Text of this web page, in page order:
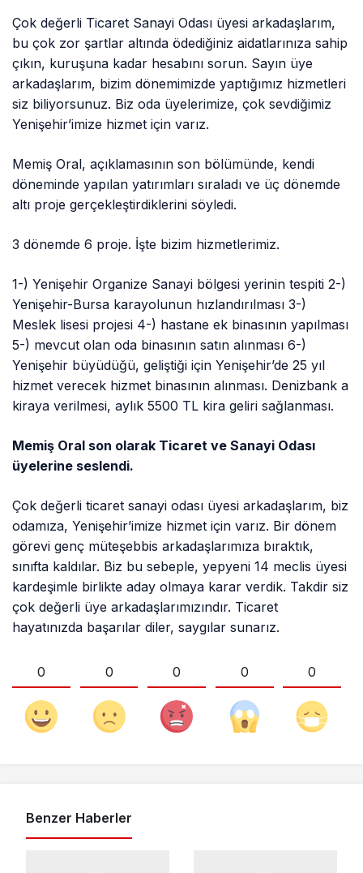
Çok değerli Ticaret Sanayi Odası üyesi arkadaşlarım,
bu çok zor şartlar altında ödediğiniz aidatlarınıza sahip
çıkın, kuruşuna kadar hesabını sorun. Sayın üye
arkadaşlarım, bizim dönemimizde yaptığımız hizmetleri
siz biliyorsunuz. Biz oda üyelerimize, çok sevdiğimiz
Yenişehir’imize hizmet için varız.
Memiş Oral, açıklamasının son bölümünde, kendi
döneminde yapılan yatırımları sıraladı ve üç dönemde
altı proje gerçekleştirdiklerini söyledi.
3 dönemde 6 proje. İşte bizim hizmetlerimiz.
1-) Yenişehir Organize Sanayi bölgesi yerinin tespiti 2-)
Yenişehir-Bursa karayolunun hızlandırılması 3-)
Meslek lisesi projesi 4-) hastane ek binasının yapılması
5-) mevcut olan oda binasının satın alınması 6-)
Yenişehir büyüdüğü, geliştiği için Yenişehir’de 25 yıl
hizmet verecek hizmet binasının alınması. Denizbank a
kiraya verilmesi, aylık 5500 TL kira geliri sağlanması.
Memiş Oral son olarak Ticaret ve Sanayi Odası
üyelerine seslendi.
Çok değerli ticaret sanayi odası üyesi arkadaşlarım, biz
odamıza, Yenişehir’imize hizmet için varız. Bir dönem
görevi genç müteşebbis arkadaşlarımıza bıraktık,
sınıfta kaldılar. Biz bu sebeple, yepyeni 14 meclis üyesi
kardeşimle birlikte aday olmaya karar verdik. Takdir siz
çok değerli üye arkadaşlarımızındır. Ticaret
hayatınızda başarılar diler, saygılar sunarız.
0 0 0 0 0
Benzer Haberler